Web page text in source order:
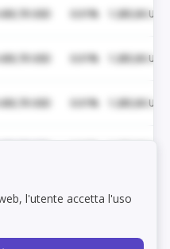
l'utente accetta l'uso
USD 0.01% 1.285,06 USD
USD 0.01% 1.285,06 USD
USD 0.01% 1.285,06 USD
USD 0.01% 1.285,06 USD
USD 0.01% 1.285,06 USD